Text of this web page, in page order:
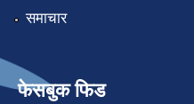
समाचार
फेसबुक फिड